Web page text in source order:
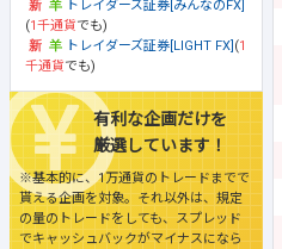
トレイダーズ証券[みんなのFX]
(1千通貨でも)
トレイダーズ証券[LIGHT FX] (1
千通貨でも)
有利な企画だけを
厳選しています！
※基本的に、1万通貨のトレードまでで
貰える企画を対象。それ以外は、規定
の量のトレードをしても、スプレッド
でキャッシュバックがマイナスになら